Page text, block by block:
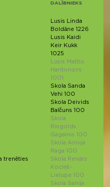
DALĪBNIEKS
trenēties
Lusis Linda
Boldāne 1226
Lusis Kaidi
Keir Kukk
1025
Lusis Matīss
Haritonovs
1001
Skola Sanda
Vehi 100
Skola Deivids
Balčuns 100
Skola
Ringolds
Gagainis 100
Skola Annija
Raga 100
Skola Renārs
Kociņš-
Lielupe 100
Skola Sanija